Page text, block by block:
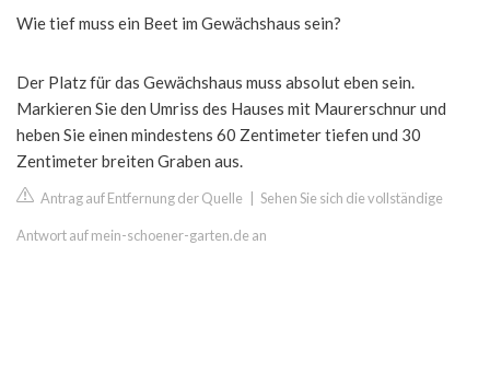
Wie tief muss ein Beet im Gewächshaus sein?
Der Platz für das Gewächshaus muss absolut eben sein.
Markieren Sie den Umriss des Hauses mit Maurerschnur und
heben Sie einen mindestens 60 Zentimeter tiefen und 30
Zentimeter breiten Graben aus.
Antrag auf Entfernung der Quelle Sehen Sie sich die vollständige
Antwort auf mein-schoener-garten.de an